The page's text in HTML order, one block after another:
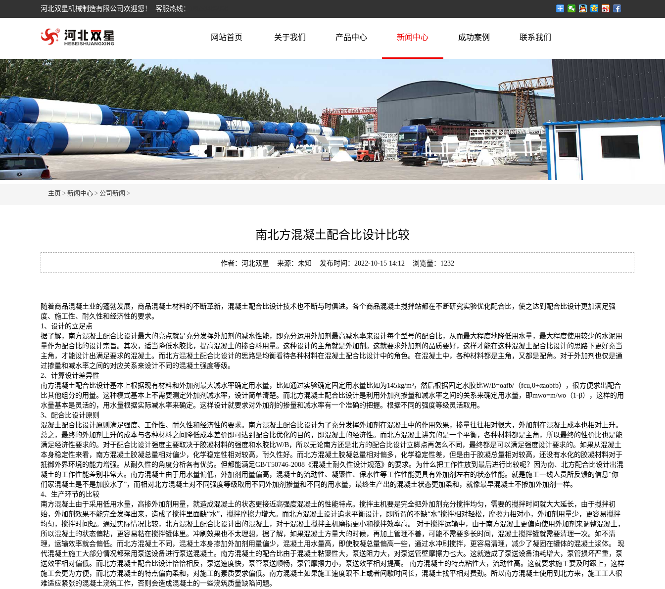
河北双星机械制造有限公司欢迎您！ 客服热线：
网站首页 关于我们 产品中心 新闻中心 成功案例 联系我们
主页 > 新闻中心 > 公司新闻 >
南北方混凝土配合比设计比较
作者：河北双星 来源：未知 发布时间：2022-10-15 14:12 浏览量：1232
随着商品混凝土业的蓬勃发展，商品混凝土材料的不断革新，混凝土配合比设计技术也不断与时俱进。各个商品混凝土搅拌站都在不断研究实验优化配合比，使之达到配合比设计更加满足强
度、施工性、耐久性和经济性的要求。
1、设计的立足点
据了解，南方混凝土配合比设计最大的亮点就是充分发挥外加剂的减水性能，即充分运用外加剂最高减水率来设计每个型号的配合比，从而最大程度地降低用水量，最大程度使用较少的水泥用
量作为配合比的设计宗旨。其次，适当降低水胶比，提高混凝土的掺合料用量。这种设计的主角就是外加剂。这就要求外加剂的品质要好，这样才能在这种混凝土配合比设计的思路下更好充当
主角，才能设计出满足要求的混凝土。而北方混凝土配合比设计的思路是均衡看待各种材料在混凝土配合比设计中的角色。在混凝土中，各种材料都是主角，又都是配角。对于外加剂也仅是通
过掺量和减水率之间的对应关系来设计不同的混凝土强度等级。
2、计算设计差异性
南方混凝土配合比设计基本上根据现有材料和外加剂最大减水率确定用水量，比如通过实验确定固定用水量比如为145kg/m³，然后根据固定水胶比W/B=αafb/（fcu,0+αaαbfb），很方便求出配合
比其他组分的用量。这种模式基本上不需要测定外加剂减水率，设计简单清楚。而北方混凝土配合比设计是利用外加剂掺量和减水率之间的关系来确定用水量，即mwo=m/wo（1-β），这样的用
水量基本是灵活的，用水量根据实际减水率来确定。这样设计就要求对外加剂的掺量和减水率有一个准确的把握。根据不同的强度等级灵活取用。
3、配合比设计原则
混凝土配合比设计原则满足强度、工作性、耐久性和经济性的要求。南方混凝土配合比设计为了充分发挥外加剂在混凝土中的作用效果，掺量往往相对很大，外加剂在混凝土成本也相对上升。
总之，最终的外加剂上升的成本与各种材料之间降低成本差价即可达到配合比优化的目的，即混凝土的经济性。而北方混凝土讲究的是一个平衡，各种材料都是主角，所以最终的性价比也是能
满足经济性要求的。对于配合比设计强度主要取决于胶凝材料的强度和水胶比W/B，所以无论南方还是北方的配合比设计立脚点再怎么不同，最终都是可以满足强度设计要求的。如果从混凝土
本身稳定性来看，南方混凝土胶凝总量相对偏少，化学稳定性相对较高，耐久性好。而北方混凝土胶凝总量相对偏多，化学稳定性差，但是由于胶凝总量相对较高，还没有水化的胶凝材料对于
抵御外界环境的能力增强。从耐久性的角度分析各有优劣。但都能满足GB/T50746-2008《混凝土耐久性设计规范》的要求。为什么把工作性放到最后进行比较呢？因为南、北方配合比设计出混
凝土的工作性能差别非常大。南方混凝土由于用水量偏低，外加剂用量偏高，混凝土的流动性、凝聚性、保水性等工作性能更具有外加剂左右的状态性能。就是施工一线人员所反馈的信息“你
们家混凝土是不是加胶水了”，而相对北方混凝土对不同强度等级取用不同外加剂掺量和不同的用水量，最终生产出的混凝土状态更加柔和，就像最早混凝土不掺加外加剂一样。
4、生产环节的比较
南方混凝土由于采用低用水量，高掺外加剂用量，就造成混凝土的状态更接近高强度混凝土的性能特点。搅拌主机要是完全把外加剂充分搅拌均匀，需要的搅拌时间就大大延长，由于搅拌初
始，外加剂效果不能完全发挥出来，造成了搅拌里面缺“水”，搅拌摩擦力增大。而北方混凝土设计追求平衡设计，即所谓的不缺“水”搅拌相对轻松，摩擦力相对小，外加剂用量少，更容易搅拌
均匀，搅拌时间短。通过实际情况比较，北方混凝土配合比设计出的混凝土，对于混凝土搅拌主机磨损更小和搅拌效率高。 对于搅拌运输中，由于南方混凝土更偏向使用外加剂来调整混凝土，
所以混凝土的状态偏粘，更容易粘在搅拌罐体里。冲刷效果也不太理想，据了解，如果混凝土方量大的时候，再加上管理不善，可能不需要多长时间，混凝土搅拌罐就需要清理一次。如不清
理，运输效率就会偏低。而北方混凝土不同，混凝土本身掺加外加剂用量偏少，混凝土用水量高，即使胶凝总量偏高一些，通过水冲刷搅拌，更容易清理，减少了凝固在罐体的混凝土浆体。 现
代混凝土施工大部分情况都采用泵送设备进行泵送混凝土。南方混凝土的配合比由于混凝土粘聚性大，泵送阻力大，对泵送管壁摩擦力也大。这就造成了泵送设备油耗增大，泵管损坏严重，泵
送效率相对偏低。而北方混凝土配合比设计恰恰相反，泵送速度快，泵管泵送顺畅，泵管摩擦力小，泵送效率相对提高。 南方混凝土的特点粘性大，流动性高。这就要求施工要及时跟上，这样
施工会更为方便，而北方混凝土的特点偏向柔和，对施工的素质要求偏低。南方混凝土如果施工速度跟不上或者间歇时间长，混凝土找平相对费劲。所以南方混凝土使用到北方来，施工工人很
难适应紧张的混凝土浇筑工作，否则会造成混凝土的一些浇筑质量缺陷问题。